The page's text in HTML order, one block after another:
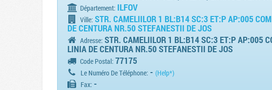
Département: ILFOV
Ville: STR. CAMELIILOR 1 BL:B14 SC:3 ET:P AP:005
DE CENTURA NR.50 STEFANESTII DE JOS
Adresse: STR. CAMELIILOR 1 BL:B14 SC:3 ET:P AP:005
LINIA DE CENTURA NR.50 STEFANESTII DE JOS
Code Postal: 77175
Le Numéro De Téléphone: -(Help*)
Fax: -